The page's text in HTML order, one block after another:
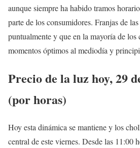
aunque siempre ha habido tramos
parte de los consumidores. Franjas de
puntualmente y que en la mayoría de los
momentos óptimos al mediodía y
Precio de la luz hoy, 29
(por horas)
Hoy esta dinámica se mantiene y los
central de este viernes. Desde las 11:00